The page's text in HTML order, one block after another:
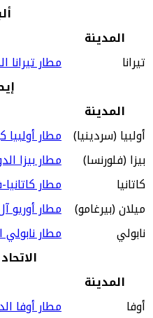
المدينة
تيرانا
مطار تيرانا
المدينة
أولبيا (سردينيا) مطار أولبيا
بيزا (فلورنسا)
مطار بيزا
كاتانيا
مطار
ميلان (بيرغامو)
مطار أوريو
نابولي
مطار نابولي
المدينة
أوفا
مطار أوفا